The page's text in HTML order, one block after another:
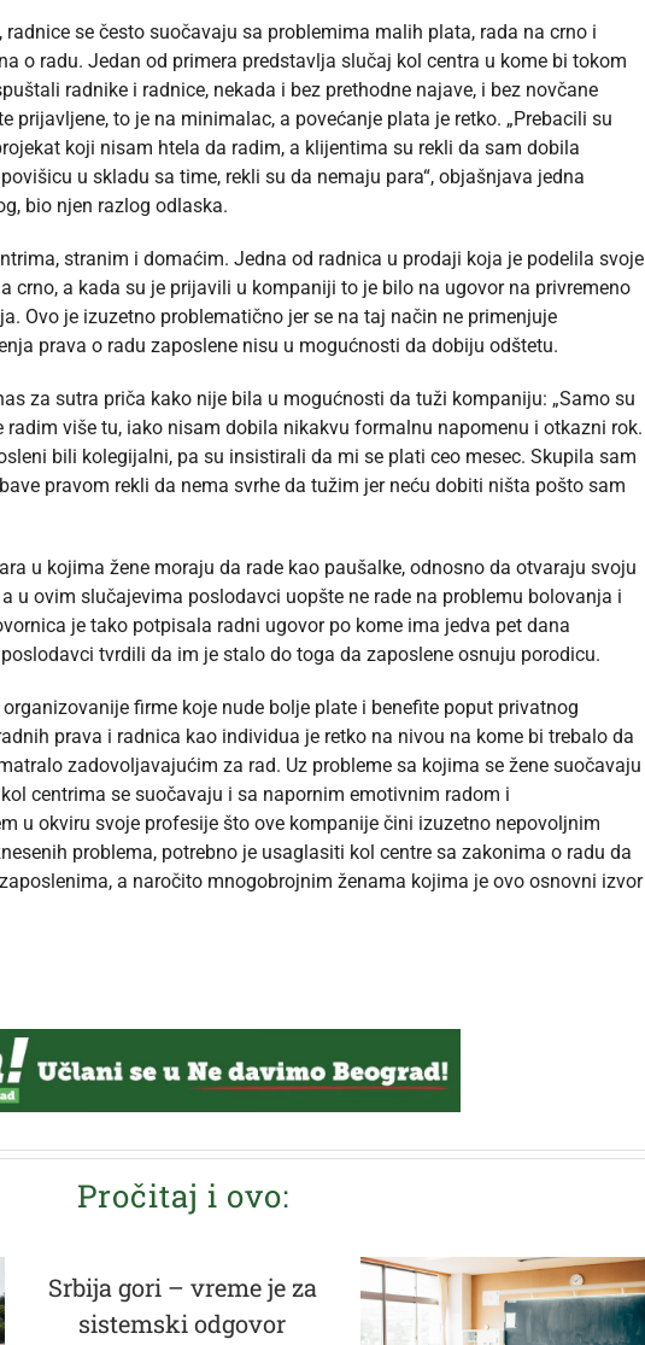
se često suočavaju sa problemima malih plata, rada na crno i
o radu. Jedan od primera predstavlja slučaj kol centra u kome bi tokom
radnike i radnice, nekada i bez prethodne najave, i bez novčane
prijavljene, to je na minimalac, a povećanje plata je retko. „Prebacili su
koji nisam htela da radim, a klijentima su rekli da sam dobila
u skladu sa time, rekli su da nemaju para“, objašnjava jedna
bio njen razlog odlaska.
stranim i domaćim. Jedna od radnica u prodaji koja je podelila svoje
crno, a kada su je prijavili u kompaniji to je bilo na ugovor na privremeno
Ovo je izuzetno problematično jer se na taj način ne primenjuje
prava o radu zaposlene nisu u mogućnosti da dobiju odštetu.
za sutra priča kako nije bila u mogućnosti da tuži kompaniju: „Samo su
radim više tu, iako nisam dobila nikakvu formalnu napomenu i otkazni rok.
bili kolegijalni, pa su insistirali da mi se plati ceo mesec. Skupila sam
pravom rekli da nema svrhe da tužim jer neću dobiti ništa pošto sam
u kojima žene moraju da rade kao paušalke, odnosno da otvaraju svoju
u ovim slučajevima poslodavci uopšte ne rade na problemu bolovanja i
je tako potpisala radni ugovor po kome ima jedva pet dana
tvrdili da im je stalo do toga da zaposlene osnuju porodicu.
firme koje nude bolje plate i benefite poput privatnog
prava i radnica kao individua je retko na nivou na kome bi trebalo da
zadovoljavajućim za rad. Uz probleme sa kojima se žene suočavaju
centrima se suočavaju i sa napornim emotivnim radom i
u okviru svoje profesije što ove kompanije čini izuzetno nepovoljnim
problema, potrebno je usaglasiti kol centre sa zakonima o radu da
a naročito mnogobrojnim ženama kojima je ovo osnovni izvor
Pročitaj i ovo:
Srbija gori – vreme je za
sistemski odgovor